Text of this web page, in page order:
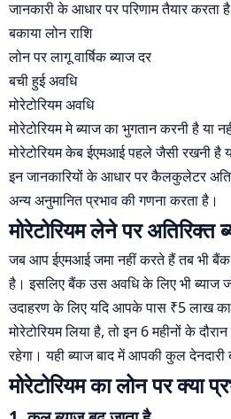
जानकारी के आधार पर परिणाम तैयार करता
बकाया लोन राशि
लोन पर लागू वार्षिक ब्याज दर
बची हुई अवधि
मोरेटोरियम अवधि
मोरेटोरियम मे ब्याज का भुगतान करनी है या
मोरेटोरियम केब ईएमआई पहले जैसी रखनी है
इन जानकारियों के आधार पर कैलकुलेटर
अन्य अनुमानित प्रभाव की गणना करता है।
मोरेटोरियम लेने पर अतिरिक्त
जब आप ईएमआई जमा नहीं करते हैं तब भी
है। इसलिए बैंक उस अवधि के लिए भी ब्याज
उदाहरण के लिए यदि आपके पास ₹5 लाख
मोरेटोरियम लिया है, तो इन 6 महीनों के
रहेगा। यही ब्याज बाद में आपकी कुल देनदारी
मोरेटोरियम का लोन पर क्या